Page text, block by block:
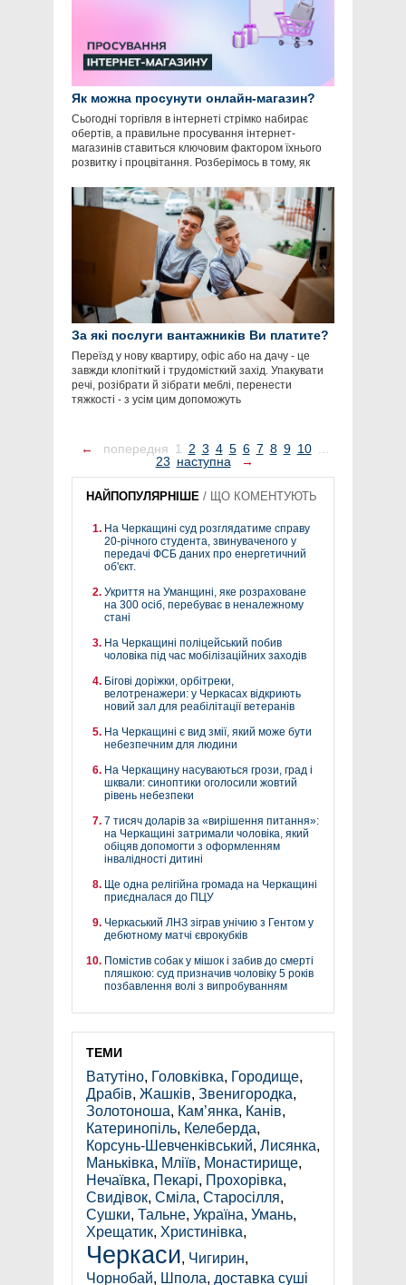
Як можна просунути онлайн-магазин?
Сьогодні торгівля в інтернеті стрімко набирає
обертів, а правильне просування інтернет-
магазинів ставиться ключовим фактором їхнього
розвитку і процвітання. Розберімось в тому, як
За які послуги вантажників Ви платите?
Переїзд у нову квартиру, офіс або на дачу - це
завжди клопіткий і трудомісткий захід. Упакувати
речі, розібрати й зібрати меблі, перенести
тяжкості - з усім цим допоможуть
← попередня 1 2 3 4 5 6 7 8 9 10 ...
23 наступна →
НАЙПОПУЛЯРНІШЕ / ЩО КОМЕНТУЮТЬ
На Черкащині суд розглядатиме справу
20-річного студента, звинуваченого у
передачі ФСБ даних про енергетичний
об'єкт.
Укриття на Уманщині, яке розраховане
на 300 осіб, перебуває в неналежному
стані
На Черкащині поліцейський побив
чоловіка під час мобілізаційних заходів
Бігові доріжки, орбітреки,
велотренажери: у Черкасах відкриють
новий зал для реабілітації ветеранів
На Черкащині є вид змії, який може бути
небезпечним для людини
На Черкащину насуваються грози, град і
шквали: синоптики оголосили жовтий
рівень небезпеки
7 тисяч доларів за «вирішення питання»:
на Черкащині затримали чоловіка, який
обіцяв допомогти з оформленням
інвалідності дитині
Ще одна релігійна громада на Черкащині
приєдналася до ПЦУ
Черкаський ЛНЗ зіграв унічию з Гентом у
дебютному матчі єврокубків
Помістив собак у мішок і забив до смерті
пляшкою: суд призначив чоловіку 5 років
позбавлення волі з випробуванням
ТЕМИ
Ватутіно, Головківка, Городище,
Драбів, Жашків, Звенигородка,
Золотоноша, Кам’янка, Канів,
Катеринопіль, Келеберда,
Корсунь-Шевченківський, Лисянка,
Маньківка, Мліїв, Монастирище,
Нечаївка, Пекарі, Прохорівка,
Свидівок, Сміла, Старосілля,
Сушки, Тальне, Україна, Умань,
Хрещатик, Христинівка,
Черкаси, Чигирин,
Чорнобай, Шпола, доставка суші